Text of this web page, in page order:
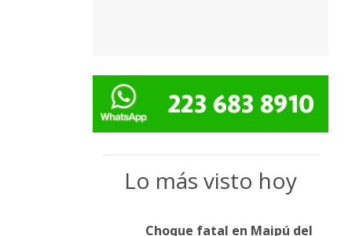
Lo más visto hoy
Choque fatal en Maipú del